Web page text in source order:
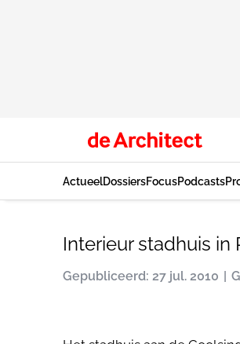
ActueelDossiersFocusPodcasts
Interieur stadhuis in
Gepubliceerd: 27 jul. 2010